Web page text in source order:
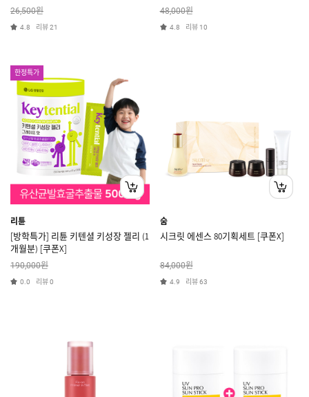
26,500원
4.8 리뷰21
48,000원
4.8 리뷰 10
한정특가
리튠
[방학특가] 리튠 키텐셜 키성장 젤리 (1
개월분) [쿠폰X]
190,000원
0.0 리뷰0
숨
시크릿 에센스 80기획세트 [쿠폰X]
84,000원
4.9 리뷰63